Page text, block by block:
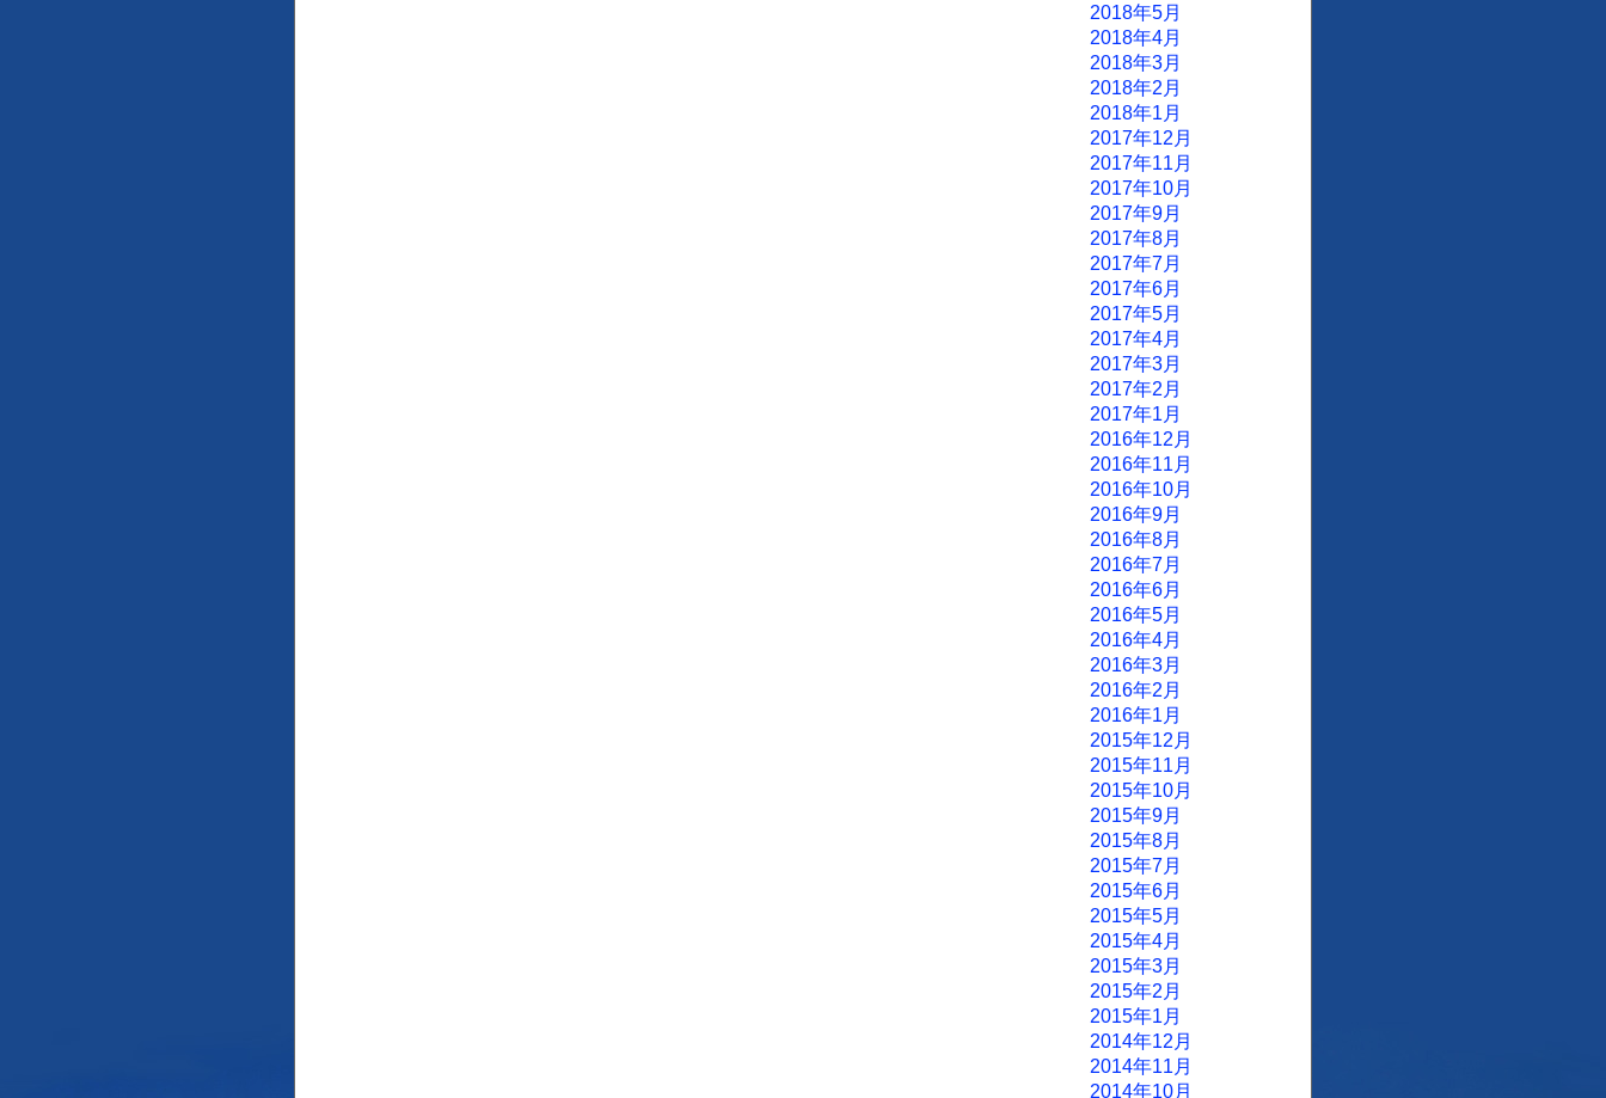
2018年5月
2018年4月
2018年3月
2018年2月
2018年1月
2017年12月
2017年11月
2017年10月
2017年9月
2017年8月
2017年7月
2017年6月
2017年5月
2017年4月
2017年3月
2017年2月
2017年1月
2016年12月
2016年11月
2016年10月
2016年9月
2016年8月
2016年7月
2016年6月
2016年5月
2016年4月
2016年3月
2016年2月
2016年1月
2015年12月
2015年11月
2015年10月
2015年9月
2015年8月
2015年7月
2015年6月
2015年5月
2015年4月
2015年3月
2015年2月
2015年1月
2014年12月
2014年11月
2014年10月